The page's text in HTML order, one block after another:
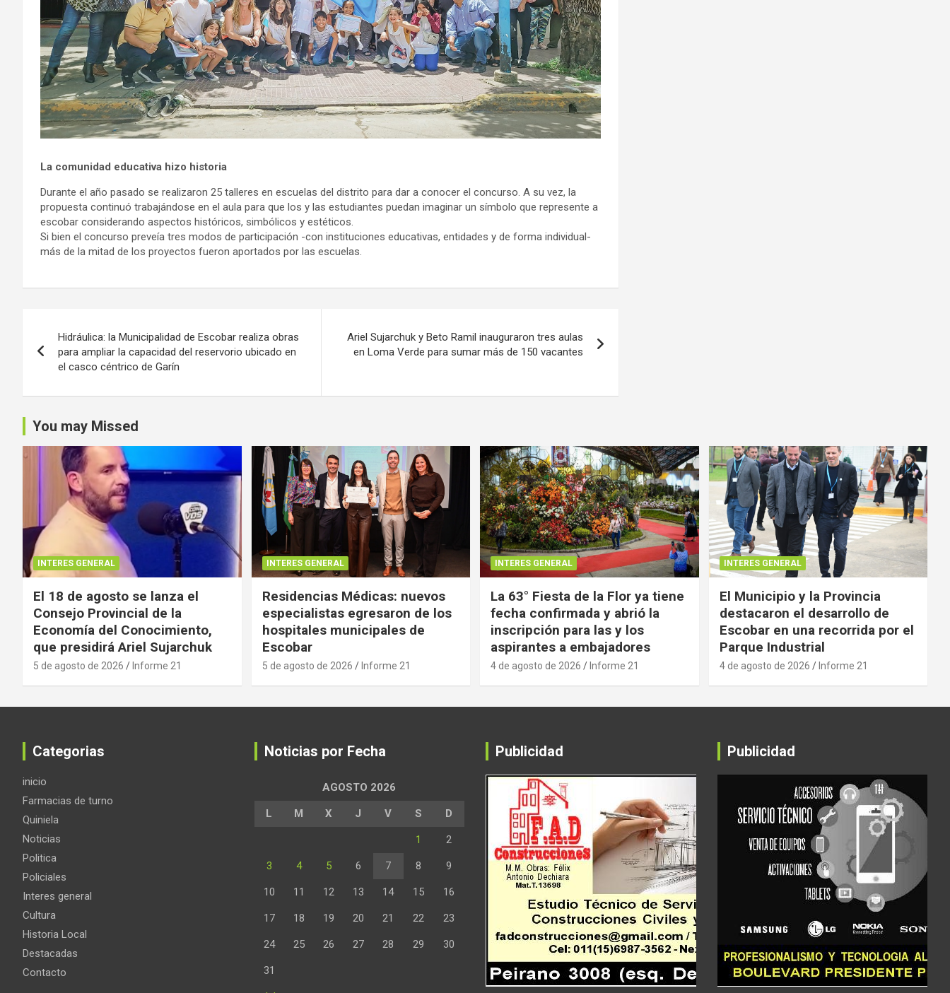
La comunidad educativa hizo historia
Durante el año pasado se realizaron 25 talleres en escuelas del distrito para dar a conocer el concurso. A su vez, la
propuesta continuó trabajándose en el aula para que los y las estudiantes puedan imaginar un símbolo que represente a
escobar considerando aspectos históricos, simbólicos y estéticos.
Si bien el concurso preveía tres modos de participación -con instituciones educativas, entidades y de forma individual-
más de la mitad de los proyectos fueron aportados por las escuelas.
de
Hidráulica: la Municipalidad de Escobar realiza obras
para ampliar la capacidad del reservorio ubicado en
el casco céntrico de Garín
Ariel Sujarchuk y Beto Ramil inauguraron tres aulas
en Loma Verde para sumar más de 150 vacantes
You may Missed
INTERES GENERAL
El 18 de agosto se lanza el
Consejo Provincial de la
Economía del Conocimiento,
que presidirá Ariel Sujarchuk
5 de agosto de 2026 Informe 21
INTERES GENERAL
Residencias Médicas: nuevos
especialistas egresaron de los
hospitales municipales de
Escobar
5 de agosto de 2026 Informe 21
INTERES GENERAL
La 63° Fiesta de la Flor ya tiene
fecha confirmada y abrió la
inscripción para las y los
aspirantes a embajadores
4 de agosto de 2026 Informe 21
INTERES GENERAL
El Municipio y la Provincia
destacaron el desarrollo de
Escobar en una recorrida por el
Parque Industrial
4 de agosto de 2026 Informe 21
Categorias
inicio
Farmacias de turno
Quiniela
Noticias
Politica
Policiales
Interes general
Cultura
Historia Local
Destacadas
Contacto
Noticias por Fecha
AGOSTO 2026
L M X J V S D
1 2
3 4 5 6 7 8 9
10 11 12 13 14 15 16
17 18 19 20 21 22 23
24 25 26 27 28 29 30
31
Publicidad Publicidad